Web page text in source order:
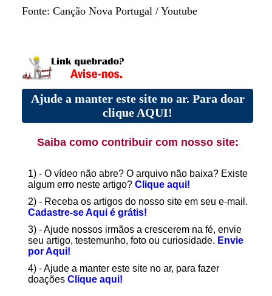
Fonte: Canção Nova Portugal / Youtube
Ajude a manter este site no ar. Para doar
clique AQUI!
Saiba como contribuir com nosso site:
1) - O vídeo não abre? O arquivo não baixa? Existe
algum erro neste artigo? Clique aqui!
2) - Receba os artigos do nosso site em seu e-mail.
Cadastre-se Aqui é grátis!
3) - Ajude nossos irmãos a crescerem na fé, envie
seu artigo, testemunho, foto ou curiosidade. Envie
por Aqui!
4) - Ajude a manter este site no ar, para fazer
doações Clique aqui!